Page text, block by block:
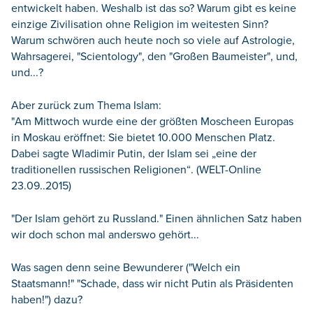
entwickelt haben. Weshalb ist das so? Warum gibt es keine
einzige Zivilisation ohne Religion im weitesten Sinn?
Warum schwören auch heute noch so viele auf Astrologie,
Wahrsagerei, "Scientology", den "Großen Baumeister", und,
und...?
Aber zurück zum Thema Islam:
"Am Mittwoch wurde eine der größten Moscheen Europas
in Moskau eröffnet: Sie bietet 10.000 Menschen Platz.
Dabei sagte Wladimir Putin, der Islam sei „eine der
traditionellen russischen Religionen“. (WELT-Online
23.09..2015)
"Der Islam gehört zu Russland." Einen ähnlichen Satz haben
wir doch schon mal anderswo gehört...
Was sagen denn seine Bewunderer ("Welch ein
Staatsmann!" "Schade, dass wir nicht Putin als Präsidenten
haben!") dazu?